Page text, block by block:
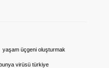
yaşam üçgeni oluşturmak
virüsü türkiye